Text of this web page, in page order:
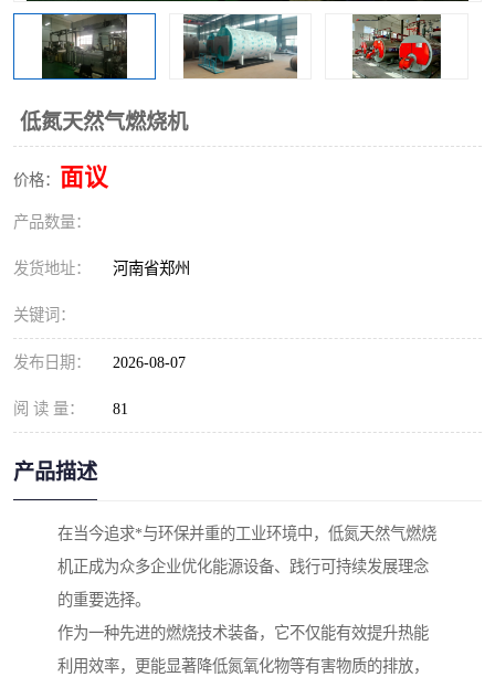
低氮天然气燃烧机
价格： 面议
产品数量：
发货地址： 河南省郑州
关键词：
发布日期： 2026-08-07
阅 读 量： 81
产品描述
在当今追求*与环保并重的工业环境中，低氮天然气燃烧
机正成为众多企业优化能源设备、践行可持续发展理念
的重要选择。
作为一种先进的燃烧技术装备，它不仅能有效提升热能
利用效率，更能显著降低氮氧化物等有害物质的排放，